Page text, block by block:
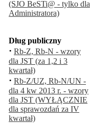
(SJO BeSTi@ - tylko dla
Administratora)
Dług publiczny
· Rb-Z, Rb-N - wzory
dla JST (za 1,2 i 3
kwartał)
· Rb-Z/UZ, Rb-N/UN -
dla 4 kw 2013 r. - wzory
dla JST (WYŁĄCZNIE
dla sprawozdań za IV
kwartał)